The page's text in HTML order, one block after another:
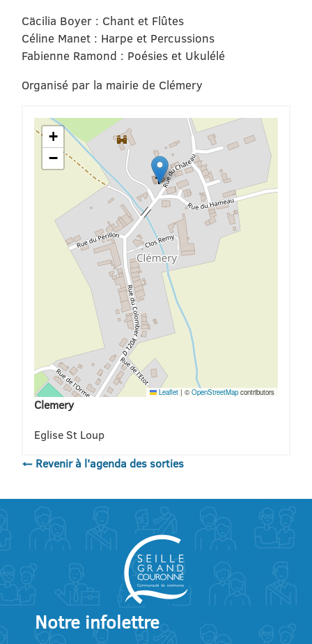
Cäcilia Boyer : Chant et Flûtes
Céline Manet : Harpe et Percussions
Fabienne Ramond : Poésies et Ukulélé
Organisé par la mairie de Clémery
+
−
Leaflet | ©OpenStreetMap contributors
Clemery
Eglise St Loup
← Revenir à l'agenda des sorties
Notre infolettre